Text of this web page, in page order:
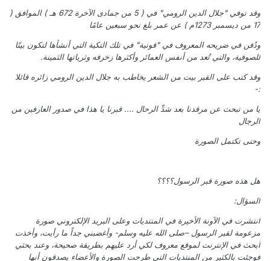
وقد توفي "جلال الدين الرومي" في ( 5 من جمادى الآخرة 672 هـ ) الموافق (
17 من ديسمبر 1273م ) عن عمر بلغ نحو سبعين عامًا
ودُفن في ضريحه المعروف في "قونية" في تلك التكية التي أنشأها لتكون بيتًا
للصوفية، والتي تُعد من أنفس العمائر وأكثرها زخرفه وثرياتها الثمينة.
وقد كتب على القبر بيت من الشعر يخاطب به جلال الدين الرومي زائره قائلا
:-
يا من تبحث عن مرقدنا بعد شدِّ الرحال .... قبرنا يا هذا في صدور العارفين من
الرجال
وحتى تكتمل الصورة
هل هذه صورة قبر الرسول؟؟؟؟
السؤال:
انتشرت في الآونة الأخيرة في المنتديات وعلى البريد الإلكتروني صورة
مزعومة لقبر الرسول –صلى الله عليه وسلم- وأغضبني جداً ما رأيت، وأخذت
أبحث في الإنترنت لموقع معروف لكي أرد عليهم بطريقة صحيحة، وعند بحثي
فوجئت بالكثير من المنتديات التي طرحت الصورة والأعضاء يصدقون أنها